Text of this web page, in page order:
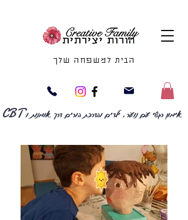
הבית למשפחה שלך
אימון רגשי עם נוער, ילדים והדרכת הורים דרך אומנות וCBT